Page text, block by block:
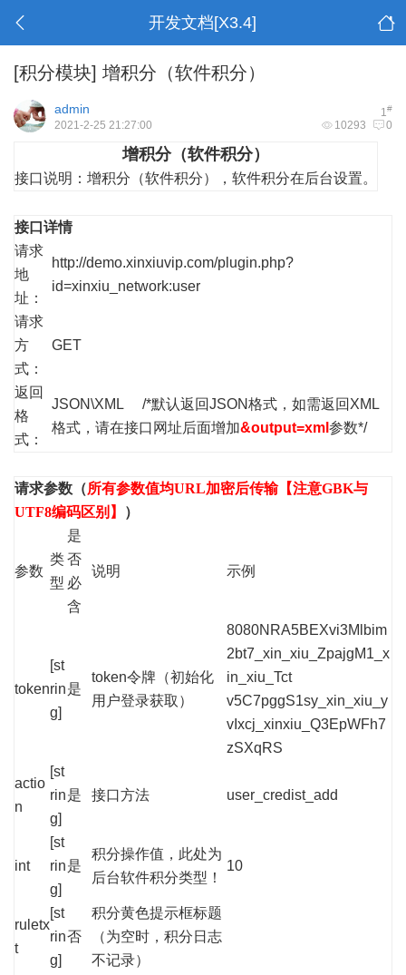
开发文档[X3.4]
[积分模块] 增积分（软件积分）
1#
admin
10293 0
2021-2-25 21:27:00
增积分（软件积分）
接口说明： 增积分（软件积分），软件积分在后台设置。
接口详情
请求
地
址：
http://demo.xinxiuvip.com/plugin.php?
id=xinxiu_network:user
请求
方
式：
GET
返回
格
式：
JSON\XML /*默认返回JSON格式，如需返回XML
格式，请在接口网址后面增加&output=xml 参数*/
请求参数（所有参数值均URL加密后传输【注意GBK与
UTF8编码区别】
）
参数
类
型
是
否
必
含
说明 示例
token
[st
rin
g]
是
token令牌（初始化
用户登录获取）
8080NRA5BEXvi3Mlbim
2bt7_xin_xiu_ZpajgM1_x
in_xiu_Tct
v5C7pggS1sy_xin_xiu_y
vIxcj_xinxiu_Q3EpWFh7
zSXqRS
actio
n
[st
rin
g]
是 接口方法 user_credist_add
int
[st
rin
g]
是
积分操作值，此处为
后台软件积分类型！
10
ruletx
t
[st
rin
g]
否
积分黄色提示框标题
（为空时，积分日志
不记录）